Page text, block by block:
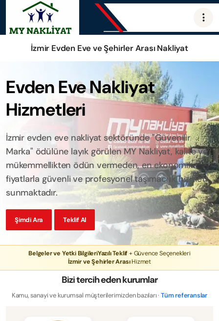
İzmir Evden Eve ve Şehirler Arası Nakliyat
Evden Eve Nakliyat
Hizmetleri
İzmir evden eve nakliyat sektöründe "Güvenilir
Marka" ödülüne layık görülen MY Nakliyat, kalite ve
mükemmellikten ödün vermeden, en ekonomik
fiyatlarla güvenli ve profesyonel taşımacılık hizmeti
sunmaktadır.
Şimdi Ara Teklif Al
Belgeler ve Yetki BilgileriYazılı Teklif+ Güvence Seçenekleri
İzmir ve Şehirler ArasıHizmet
Bizi tercih eden kurumlar
Kamu, sanayi ve kurumsal müşterilerimizden bazıları ·Tüm referanslar